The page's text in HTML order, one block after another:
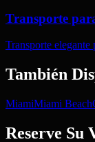
Transporte
Transporte elegante
También
MiamiMiami Beach
Reserve Su